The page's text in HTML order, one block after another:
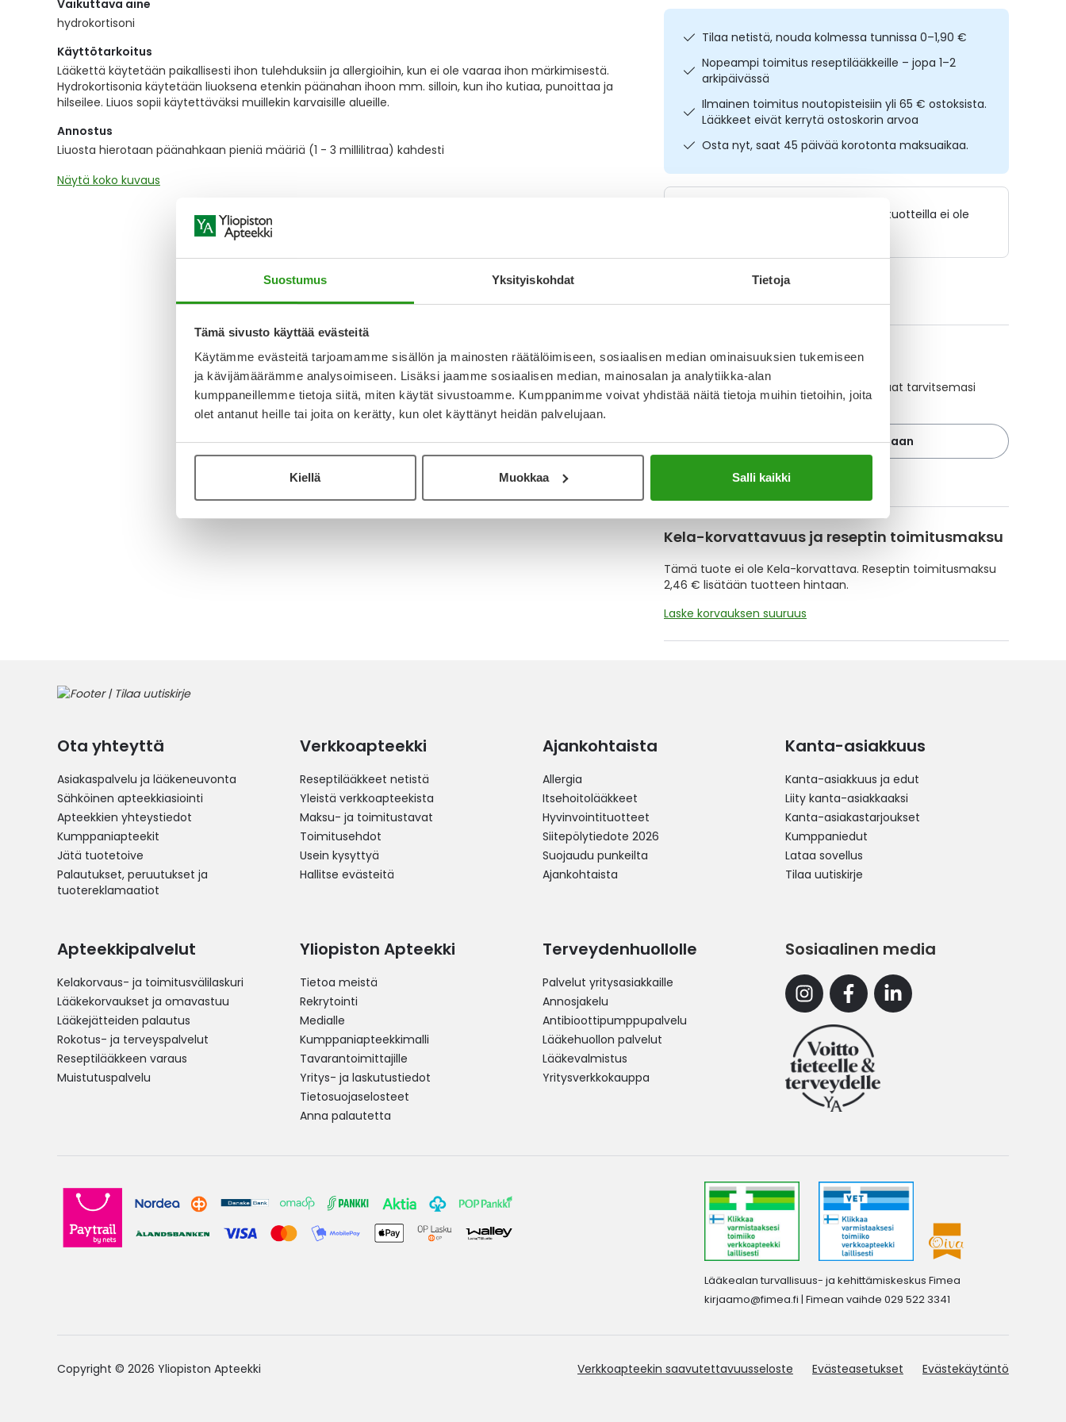
Suostumus Yksityiskohdat Tietoja
Tämä sivusto käyttää evästeitä
Käytämme evästeitä tarjoamamme sisällön ja mainosten räätälöimiseen, sosiaalisen median ominaisuuksien tukemiseen
ja kävijämäärämme analysoimiseen. Lisäksi jaamme sosiaalisen median, mainosalan ja analytiikka-alan
kumppaneillemme tietoja siitä, miten käytät sivustoamme. Kumppanimme voivat yhdistää näitä tietoja muihin tietoihin, joita
olet antanut heille tai joita on kerätty, kun olet käyttänyt heidän palvelujaan.
Kiellä Muokkaa Salli kaikki
the
images
Vaikuttava aine
hydrokortisoni
Käyttötarkoitus
Lääkettä käytetään paikallisesti ihon tulehduksiin ja allergioihin, kun ei ole vaaraa ihon märkimisestä.
Hydrokortisonia käytetään liuoksena etenkin päänahan ihoon mm. silloin, kun iho kutiaa, punoittaa ja
hilseilee. Liuos sopii käytettäväksi muillekin karvaisille alueille.
Annostus
Liuosta hierotaan päänahkaan pieniä määriä (1 - 3 millilitraa) kahdesti
Näytä koko kuvaus
Tilaa netistä, nouda kolmessa tunnissa 0–1,90 €
Nopeampi toimitus reseptilääkkeille – jopa 1–2
arkipäivässä
Ilmainen toimitus noutopisteisiin yli 65 € ostoksista.
Lääkkeet eivät kerrytä ostoskorin arvoa
Osta nyt, saat 45 päivää korotonta maksuaikaa.
Lääkkeillä ja reseptillä ostetuilla tuotteilla ei ole
YA-muistuttaja
Muistuttajan avulla pidät huolen, että tilaat tarvitsemasi
tuotteet ajoissa, eivätkä ne lopu kesken.
Lisää tuote muistuttajaan
Lue lisää muistuttajasta
Kela-korvattavuus ja reseptin toimitusmaksu
Tämä tuote ei ole Kela-korvattava. Reseptin toimitusmaksu
2,46 € lisätään tuotteen hintaan.
Laske korvauksen suuruus
Ota yhteyttä
Asiakaspalvelu ja lääkeneuvonta
Sähköinen apteekkiasiointi
Apteekkien yhteystiedot
Kumppaniapteekit
Jätä tuotetoive
Palautukset, peruutukset ja
tuotereklamaatiot
Verkkoapteekki
Reseptilääkkeet netistä
Yleistä verkkoapteekista
Maksu- ja toimitustavat
Toimitusehdot
Usein kysyttyä
Hallitse evästeitä
Ajankohtaista
Allergia
Itsehoitolääkkeet
Hyvinvointituotteet
Siitepölytiedote 2026
Suojaudu punkeilta
Ajankohtaista
Kanta-asiakkuus
Kanta-asiakkuus ja edut
Liity kanta-asiakkaaksi
Kanta-asiakastarjoukset
Kumppaniedut
Lataa sovellus
Tilaa uutiskirje
Apteekkipalvelut
Kelakorvaus- ja toimitusvälilaskuri
Lääkekorvaukset ja omavastuu
Lääkejätteiden palautus
Rokotus- ja terveyspalvelut
Reseptilääkkeen varaus
Muistutuspalvelu
Yliopiston Apteekki
Tietoa meistä
Rekrytointi
Medialle
Kumppaniapteekkimalli
Tavarantoimittajille
Yritys- ja laskutustiedot
Tietosuojaselosteet
Anna palautetta
Terveydenhuollolle
Palvelut yritysasiakkaille
Annosjakelu
Antibioottipumppupalvelu
Lääkehuollon palvelut
Lääkevalmistus
Yritysverkkokauppa
Sosiaalinen media
InstagramFacebookLinkedin
Lääkealan turvallisuus- ja kehittämiskeskus Fimea
kirjaamo@fimea.fi | Fimean vaihde 029 522 3341
Copyright © 2026 Yliopiston Apteekki Verkkoapteekin saavutettavuusseloste Evästeasetukset Evästekäytäntö